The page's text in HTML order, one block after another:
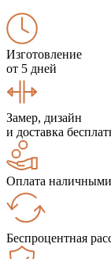
Изготовление
от 5 дней
Замер, дизайн
и доставка
Оплата
Беспроцентная